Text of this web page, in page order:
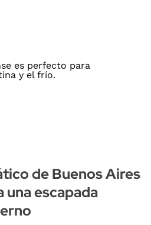
de Buenos Aires
una escapada